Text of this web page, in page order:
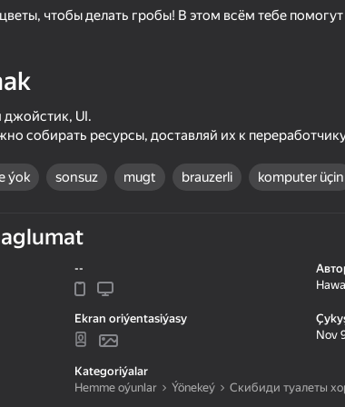
39
I Am Security Become
62 46
чтобы делать гробы! В этом всём тебе
джойстик, UI.
собирать ресурсы, доставляй их к
ýok sonsuz mugt brauzerli komputer üçin
--
Hawa
Ekran oriýentasiýasy
Nov
Kategoriýalar
Hemme oýunlar
Ýönekeý Скибиди туалеты